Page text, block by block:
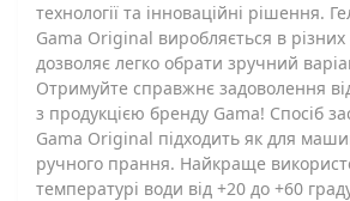
технології та інноваційні рішення.
Gama Original виробляється в різних
дозволяє легко обрати зручний
Отримуйте справжнє задоволення
з продукцією бренду Gama! Спосіб
Gama Original підходить як для
ручного прання. Найкраще
температурі води від +20 до +60